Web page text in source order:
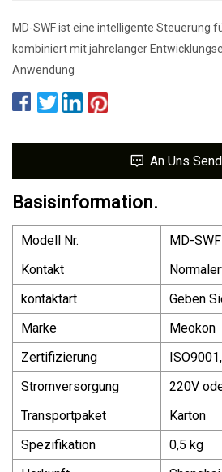
MD-SWF ist eine intelligente Steuerung
kombiniert mit jahrelanger
Anwendung
An Uns
Basisinformation.
Modell Nr.
MD-SWF
Kontakt
kontaktart
Geben
Marke
Meokon
Zertifizierung
Stromversorgung
220V
Transportpaket
Karton
Spezifikation
0,5 kg